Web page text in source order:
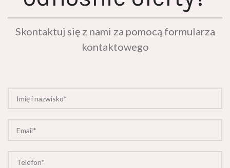
Skontaktuj się z nami za pomocą formularza
kontaktowego